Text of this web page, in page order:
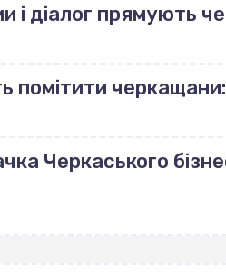
і діалог прямують
помітити
Черкаського